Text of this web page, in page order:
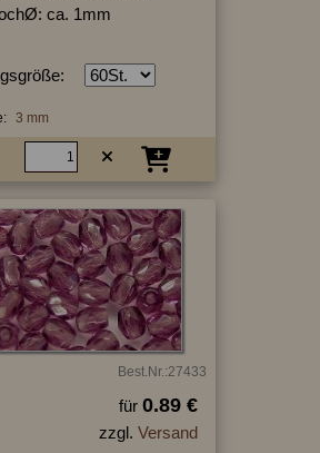
ca. 1mm
3 mm
Best.Nr.:27433
für 0.89 €
zzgl. Versand